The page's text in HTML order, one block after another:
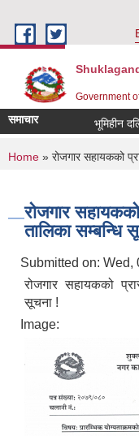
Government
समाचार भूमिहीन
You are
Home » रोजगार सहायकको
रोजगार
तालिका सम्बन्धि
Submitted on: Wed,
रोजगार सहायकको
सूचना !
Image: